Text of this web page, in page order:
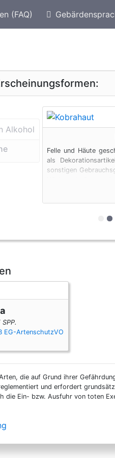
(FAQ)
geschützte
Felle und Häute
als
sonstigen
Bei privaten
vier Erzeugnisse
transportiert
SPP.
EG-ArtenschutzVO
die auf Grund ihrer
und erfordert
die Ein- bzw. Ausfuhr von toten